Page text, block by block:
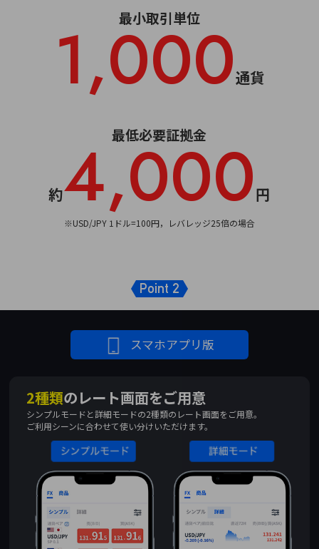
最小取引単位
1,000通貨
最低必要証拠金
約4,000円
※USD/JPY 1ドル=100円，レバレッジ25倍の場合
Point 2
スマホアプリ版
2種類のレート画面をご用意
シンプルモードと詳細モードの2種類のレート画面をご用意。
ご利用シーンに合わせて使い分けいただけます。